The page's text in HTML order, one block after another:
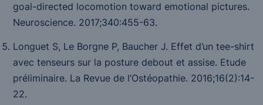
goal-directed locomotion toward emotional pictures.
Neuroscience. 2017;340:455-63.
Longuet S, Le Borgne P, Baucher J. Effet d’un tee-shirt
avec tenseurs sur la posture debout et assise. Etude
préliminaire. La Revue de l’Ostéopathie. 2016;16(2):14-
22.